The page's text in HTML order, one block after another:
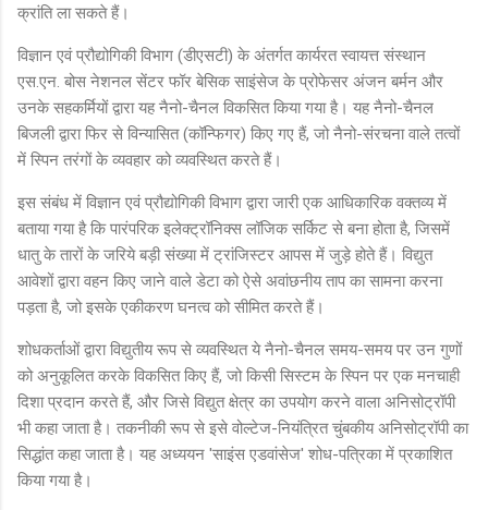
क्रांति ला सकते हैं।
विज्ञान एवं प्रौद्योगिकी विभाग (डीएसटी) के अंतर्गत कार्यरत स्वायत्त संस्थान
एस.एन. बोस नेशनल सेंटर फॉर बेसिक साइंसेज के प्रोफेसर अंजन बर्मन और
उनके सहकर्मियों द्वारा यह नैनो-चैनल विकसित किया गया है। यह नैनो-चैनल
बिजली द्वारा फिर से विन्यासित (कॉन्फिगर) किए गए हैं, जो नैनो-संरचना वाले तत्वों
में स्पिन तरंगों के व्यवहार को व्यवस्थित करते हैं।
इस संबंध में विज्ञान एवं प्रौद्योगिकी विभाग द्वारा जारी एक आधिकारिक वक्तव्य में
बताया गया है कि पारंपरिक इलेक्ट्रॉनिक्स लॉजिक सर्किट से बना होता है, जिसमें
धातु के तारों के जरिये बड़ी संख्या में ट्रांजिस्टर आपस में जुड़े होते हैं। विद्युत
आवेशों द्वारा वहन किए जाने वाले डेटा को ऐसे अवांछनीय ताप का सामना करना
पड़ता है, जो इसके एकीकरण घनत्व को सीमित करते हैं।
शोधकर्ताओं द्वारा विद्युतीय रूप से व्यवस्थित ये नैनो-चैनल समय-समय पर उन गुणों
को अनुकूलित करके विकसित किए हैं, जो किसी सिस्टम के स्पिन पर एक मनचाही
दिशा प्रदान करते हैं, और जिसे विद्युत क्षेत्र का उपयोग करने वाला अनिसोट्रॉपी
भी कहा जाता है। तकनीकी रूप से इसे वोल्टेज-नियंत्रित चुंबकीय अनिसोट्रॉपी का
सिद्धांत कहा जाता है। यह अध्ययन 'साइंस एडवांसेज' शोध-पत्रिका में प्रकाशित
किया गया है।